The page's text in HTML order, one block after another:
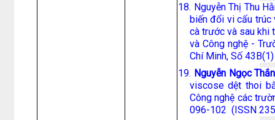
18. Nguyễn Thị Thu
biến đổi vi cấu trúc
cà trước và sau khi
và Công nghệ -
Chí Minh, Số
19. Nguyễn Ngọc
viscose dệt thoi
Công nghệ các
096-102 (ISSN